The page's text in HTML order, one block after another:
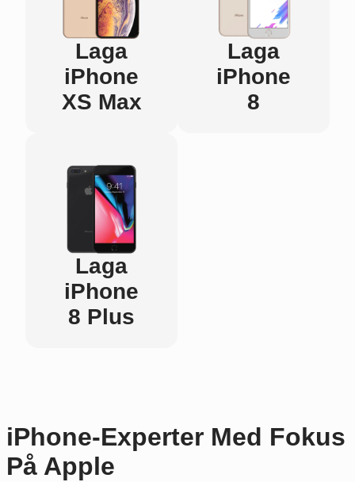
Laga
iPhone
XS Max
Laga
iPhone
8
Laga
iPhone
8 Plus
iPhone-Experter Med Fokus
På Apple